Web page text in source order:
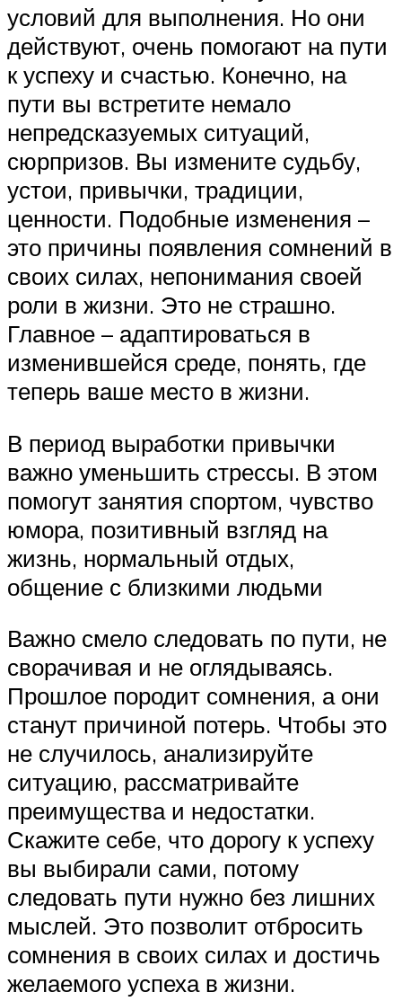
условий для выполнения. Но они
действуют, очень помогают на пути
к успеху и счастью. Конечно, на
пути вы встретите немало
непредсказуемых ситуаций,
сюрпризов. Вы измените судьбу,
устои, привычки, традиции,
ценности. Подобные изменения –
это причины появления сомнений в
своих силах, непонимания своей
роли в жизни. Это не страшно.
Главное – адаптироваться в
изменившейся среде, понять, где
теперь ваше место в жизни.
В период выработки привычки
важно уменьшить стрессы. В этом
помогут занятия спортом, чувство
юмора, позитивный взгляд на
жизнь, нормальный отдых,
общение с близкими людьми
Важно смело следовать по пути, не
сворачивая и не оглядываясь.
Прошлое породит сомнения, а они
станут причиной потерь. Чтобы это
не случилось, анализируйте
ситуацию, рассматривайте
преимущества и недостатки.
Скажите себе, что дорогу к успеху
вы выбирали сами, потому
следовать пути нужно без лишних
мыслей. Это позволит отбросить
сомнения в своих силах и достичь
желаемого успеха в жизни.